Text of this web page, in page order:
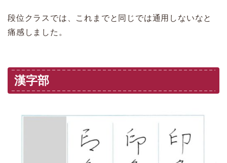
段位クラスでは、これまでと同じでは通用しないなと
痛感しました。
漢字部